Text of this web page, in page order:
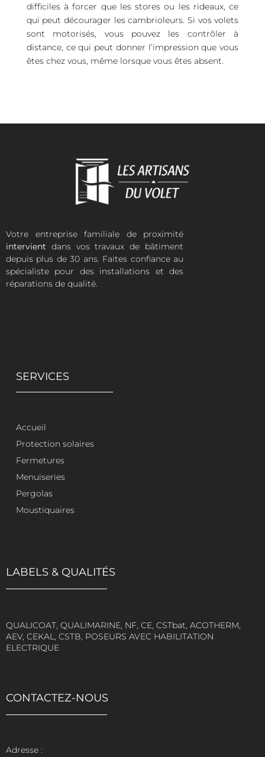
difficiles à forcer que les stores ou les rideaux, ce
qui peut décourager les cambrioleurs. Si vos volets
sont motorisés, vous pouvez les contrôler à
distance, ce qui peut donner l’impression que vous
êtes chez vous, même lorsque vous êtes absent.
Votre entreprise familiale de proximité
intervient dans vos travaux de bâtiment
depuis plus de 30 ans. Faites confiance au
spécialiste pour des installations et des
réparations de qualité.
SERVICES
Accueil
Protection solaires
Fermetures
Menuiseries
Pergolas
Moustiquaires
LABELS & QUALITÉS
QUALICOAT, QUALIMARINE, NF, CE, CSTbat, ACOTHERM,
AEV, CEKAL, CSTB, POSEURS AVEC HABILITATION
ELECTRIQUE
CONTACTEZ-NOUS
Adresse :